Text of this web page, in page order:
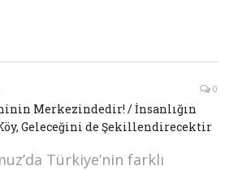
0
Merkezindedir! / İnsanlığın
Geleceğini de Şekillendirecektir
Türkiye’nin farklı